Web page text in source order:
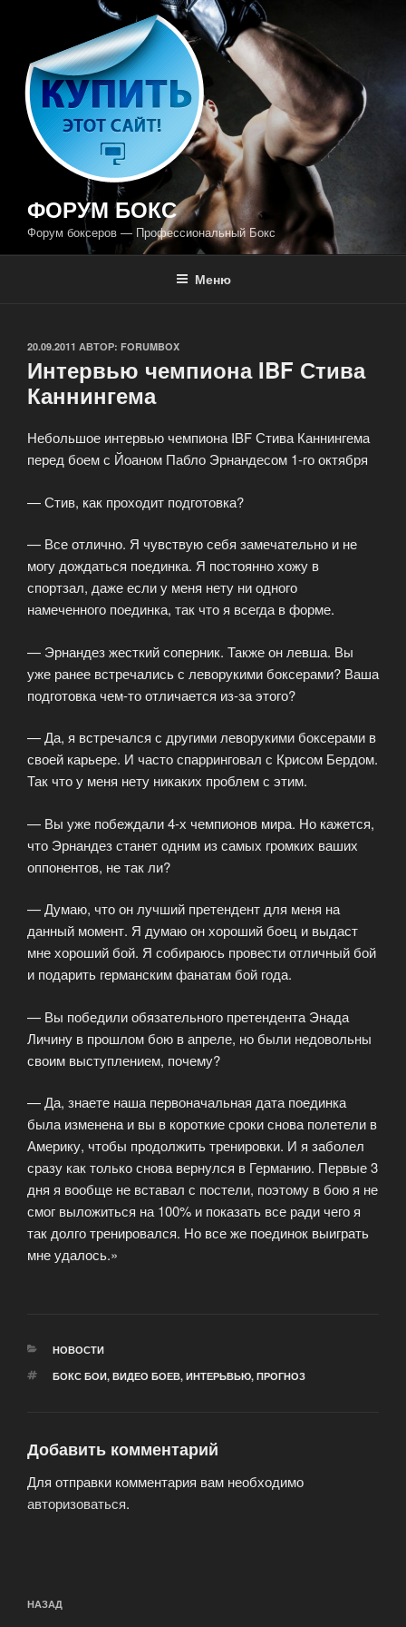
содержимому
ФОРУМ БОКС
Форум боксеров — Профессиональный Бокс
Меню
ОПУБЛИКОВАНО
20.09.2011 АВТОР: FORUMBOX
Интервью чемпиона IBF Стива
Каннингема
Небольшое интервью чемпиона IBF Стива Каннингема
перед боем с Йоаном Пабло Эрнандесом 1-го октября
— Стив, как проходит подготовка?
— Все отлично. Я чувствую себя замечательно и не
могу дождаться поединка. Я постоянно хожу в
спортзал, даже если у меня нету ни одного
намеченного поединка, так что я всегда в форме.
— Эрнандез жесткий соперник. Также он левша. Вы
уже ранее встречались с леворукими боксерами? Ваша
подготовка чем-то отличается из-за этого?
— Да, я встречался с другими леворукими боксерами в
своей карьере. И часто спарринговал с Крисом Бердом.
Так что у меня нету никаких проблем с этим.
— Вы уже побеждали 4-х чемпионов мира. Но кажется,
что Эрнандез станет одним из самых громких ваших
оппонентов, не так ли?
— Думаю, что он лучший претендент для меня на
данный момент. Я думаю он хороший боец и выдаст
мне хороший бой. Я собираюсь провести отличный бой
и подарить германским фанатам бой года.
— Вы победили обязательного претендента Энада
Личину в прошлом бою в апреле, но были недовольны
своим выступлением, почему?
— Да, знаете наша первоначальная дата поединка
была изменена и вы в короткие сроки снова полетели в
Америку, чтобы продолжить тренировки. И я заболел
сразу как только снова вернулся в Германию. Первые 3
дня я вообще не вставал с постели, поэтому в бою я не
смог выложиться на 100% и показать все ради чего я
так долго тренировался. Но все же поединок выиграть
мне удалось.»
РУБРИКИ
НОВОСТИ
МЕТКИ
БОКС БОИ, ВИДЕО БОЕВ, ИНТЕРЬВЬЮ, ПРОГНОЗ
Добавить комментарий
Для отправки комментария вам необходимо
авторизоваться.
по
Предыдущая
НАЗАД